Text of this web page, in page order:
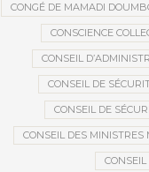
CONGÉ DE MAMADI
CONSCIENCE
CONSEIL
CONSEIL DE
CONSEIL DE
CONSEIL DES MINISTRES